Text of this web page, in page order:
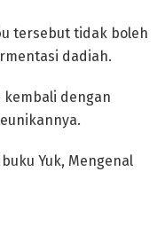
tersebut tidak boleh
dadiah.
dengan
Yuk, Mengenal